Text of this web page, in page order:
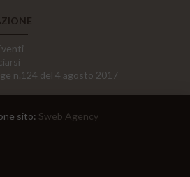
n.124 del 4 agosto 2017
sito: Sweb Agency